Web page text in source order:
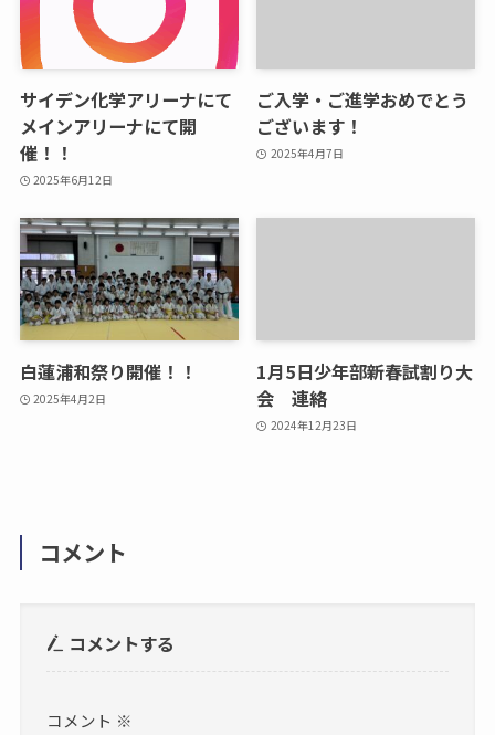
サイデン化学アリーナにて
メインアリーナにて開
催！！
2025年6月12日
ご入学・ご進学おめでとう
ございます！
2025年4月7日
白蓮浦和祭り開催！！
2025年4月2日
1月5日少年部新春試割り大
会 連絡
2024年12月23日
コメント
コメントする
コメント ※